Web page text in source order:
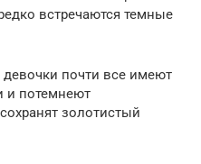
встречаются темные
девочки почти все имеют
и потемнеют
золотистый